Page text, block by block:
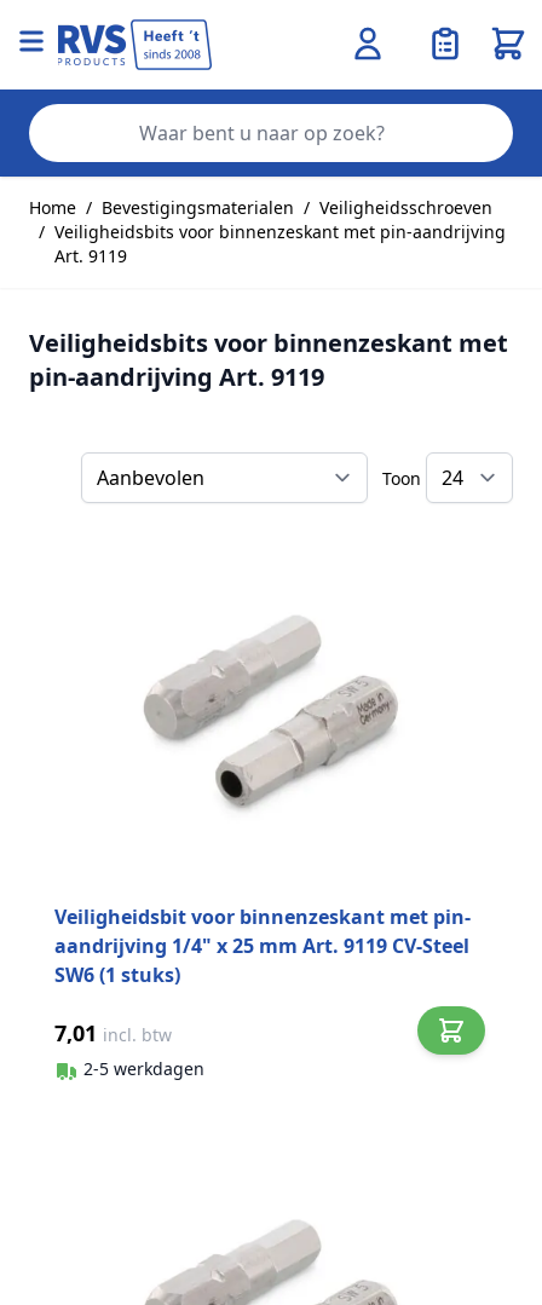
Home / Bevestigingsmaterialen / Veiligheidsschroeven
/ Veiligheidsbits voor binnenzeskant met pin-aandrijving
Art. 9119
Veiligheidsbits voor binnenzeskant met
pin-aandrijving Art. 9119
Sorteer op
Toon
Veiligheidsbit voor binnenzeskant met pin-
aandrijving 1/4" x 25 mm Art. 9119 CV-Steel
SW6 (1 stuks)
7,01 incl. btw
2-5 werkdagen